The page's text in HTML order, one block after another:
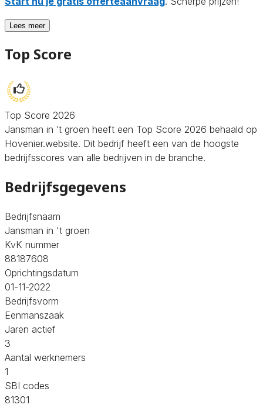
Lees meer
Top Score
Top Score 2026
Jansman in ’t groen heeft een Top Score 2026 behaald op
Hovenier.website. Dit bedrijf heeft een van de hoogste
bedrijfsscores van alle bedrijven in de branche.
Bedrijfsgegevens
Bedrijfsnaam
Jansman in 't groen
KvK nummer
88187608
Oprichtingsdatum
01-11-2022
Bedrijfsvorm
Eenmanszaak
Jaren actief
3
Aantal werknemers
1
SBI codes
81301